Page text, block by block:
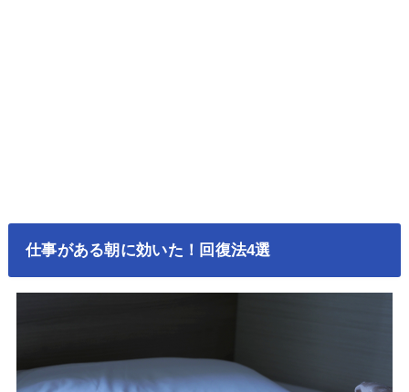
仕事がある朝に効いた！回復法4選